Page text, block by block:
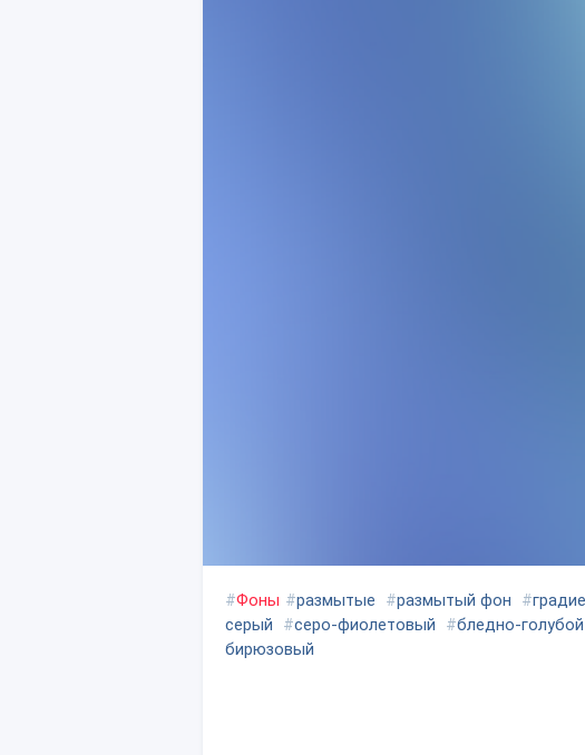
#Фоны #размытые #размытый фон #
серый
#серо-фиолетовый #бледно-голубой
бирюзовый